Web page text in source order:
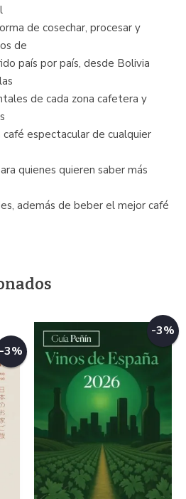
de cosechar, procesar y
de
país por país, desde Bolivia
de cada zona cafetera y
café espectacular de cualquier
quienes quieren saber más
además de beber el mejor café
-3%
-3%